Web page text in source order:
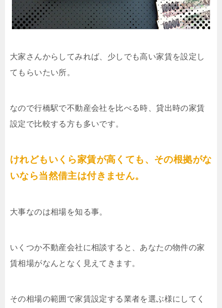
大家さんからしてみれば、少しでも高い家賃を設定し
てもらいたい所。
なので行橋駅で不動産会社を比べる時、貸出時の家賃
設定で比較する方も多いです。
けれどもいくら家賃が高くても、その根拠がな
いなら当然借主は付きません。
大事なのは相場を知る事。
いくつか不動産会社に相談すると、あなたの物件の家
賃相場がなんとなく見えてきます。
その相場の範囲で家賃設定する業者を選ぶ様にしてく